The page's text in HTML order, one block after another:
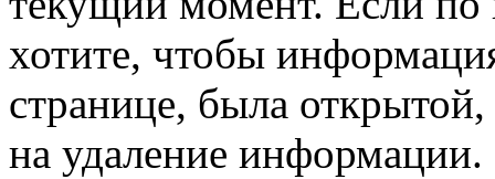
хотите, чтобы
странице, была открытой,
на удаление информации.